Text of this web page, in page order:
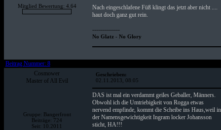
Mitglied Bewertung: 4.64
Nach eingeschlafene Füß klingt das jetzt aber nicht ....
haut doch ganz gut rein.
--------------
No Glatz - No Glory
Beitrag Nummer: 8
Cosmower
Master of All Evil
Gruppe: Bangerfront
Beiträge: 724
Seit: 10.2011
Geschrieben:
02.11.2013, 08:05
DAS ist mal ein verdammt geiles Geballer, Männers.
Obwohl ich die Umtriebigkeit von Rogga etwas
nervend empfinde, kommt die Scheibe ins Haus,weil in
der Namensgewichtigkeit Ingram locker Johansson
sticht, HA!!!